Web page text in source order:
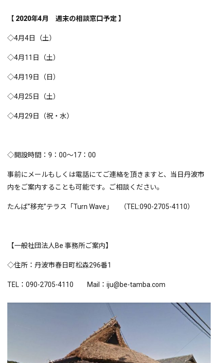
【 2020年4月 週末の相談窓口予定 】
◇4月4日（土）
◇4月11日（土）
◇4月19日（日）
◇4月25日（土）
◇4月29日（祝・水）
◇開設時間：9：00～17：00
事前にメールもしくは電話にてご連絡を頂きますと、当日丹波市
内をご案内することも可能です。ご相談ください。
たんば”移充”テラス「Turn Wave」 （TEL:090-2705-4110）
【一般社団法人Be 事務所ご案内】
◇住所：丹波市春日町松森296番1
TEL：090-2705-4110 Mail：iju@be-tamba.com